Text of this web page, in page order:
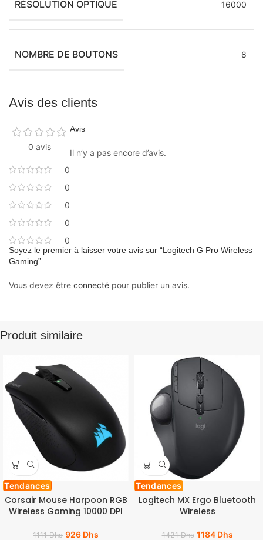
RÉSOLUTION OPTIQUE 16000
NOMBRE DE BOUTONS 8
Avis des clients
0 avis
0
0
0
0
0
Avis
Il n’y a pas encore d’avis.
Soyez le premier à laisser votre avis sur “Logitech G Pro Wireless
Gaming”
Vous devez être connecté pour publier un avis.
Produit similaire
Tendances
Corsair Mouse Harpoon RGB
Wireless Gaming 10000 DPI
1111Dhs 926 Dhs
Tendances
Logitech MX Ergo Bluetooth
Wireless
1421Dhs 1184 Dhs